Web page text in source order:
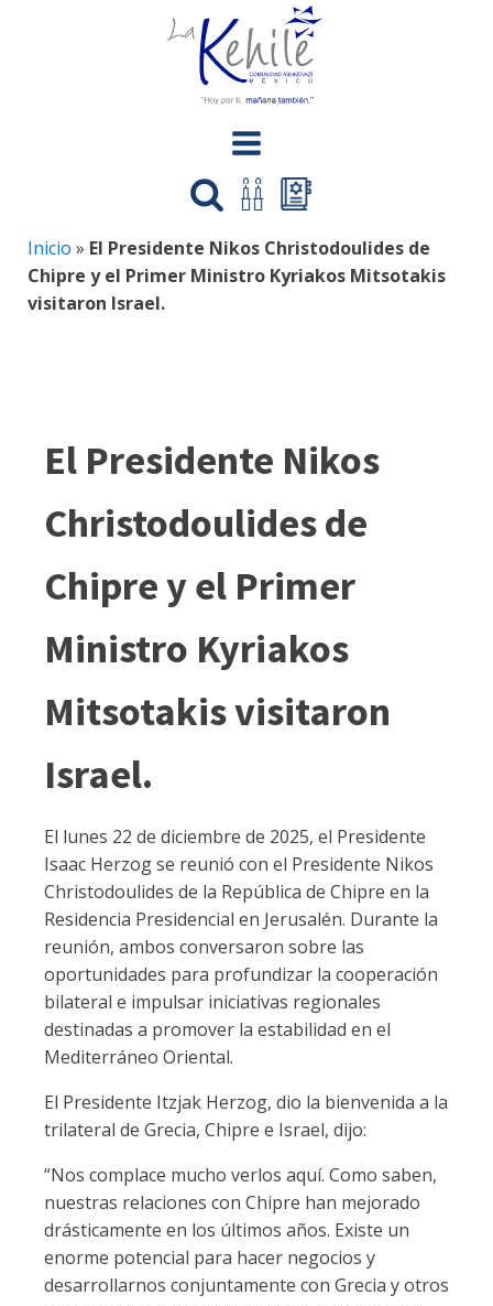
Inicio » El Presidente Nikos Christodoulides de
Chipre y el Primer Ministro Kyriakos Mitsotakis
visitaron Israel.
El Presidente Nikos
Christodoulides de
Chipre y el Primer
Ministro Kyriakos
Mitsotakis visitaron
Israel.
El lunes 22 de diciembre de 2025, el Presidente
Isaac Herzog se reunió con el Presidente Nikos
Christodoulides de la República de Chipre en la
Residencia Presidencial en Jerusalén. Durante la
reunión, ambos conversaron sobre las
oportunidades para profundizar la cooperación
bilateral e impulsar iniciativas regionales
destinadas a promover la estabilidad en el
Mediterráneo Oriental.
El Presidente Itzjak Herzog, dio la bienvenida a la
trilateral de Grecia, Chipre e Israel, dijo:
“Nos complace mucho verlos aquí. Como saben,
nuestras relaciones con Chipre han mejorado
drásticamente en los últimos años. Existe un
enorme potencial para hacer negocios y
desarrollarnos conjuntamente con Grecia y otros